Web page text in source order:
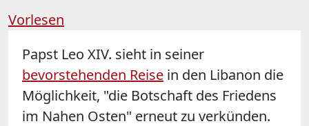
Vorlesen
Papst Leo XIV. sieht in seiner
bevorstehenden Reise in den Libanon die
Möglichkeit, "die Botschaft des Friedens
im Nahen Osten" erneut zu verkünden.